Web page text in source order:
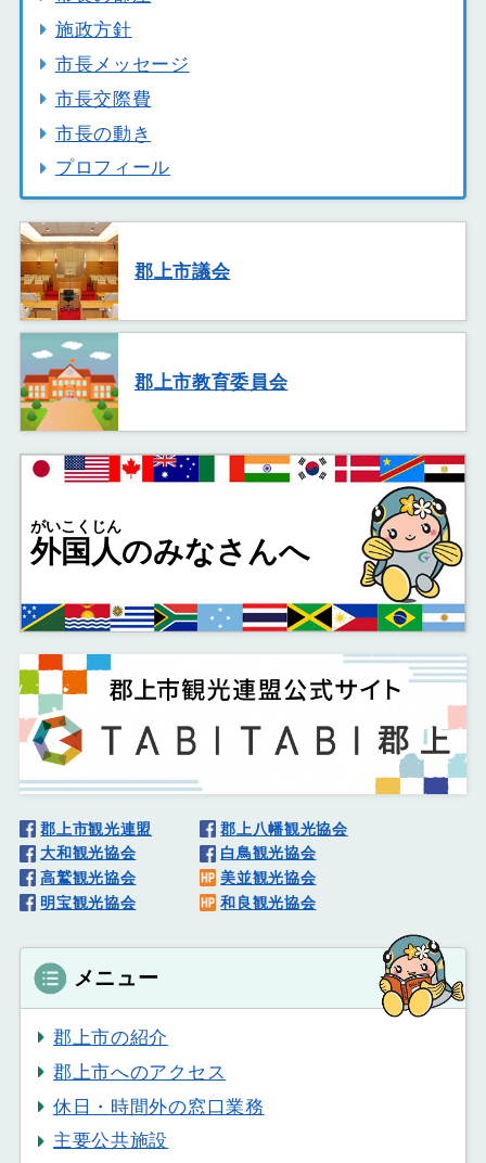
施政方針
市長メッセージ
市長交際費
市長の動き
プロフィール
郡上市議会
郡上市教育委員会
外国人
がいこくじん
のみなさんへ
郡上市観光連盟
郡上八幡観光協会
大和観光協会
白鳥観光協会
高鷲観光協会
美並観光協会
明宝観光協会
和良観光協会
メニュー
郡上市の紹介
郡上市へのアクセス
休日・時間外の窓口業務
主要公共施設